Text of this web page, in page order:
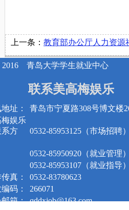
上一条： 教育部办公厅人力资源社会保障部办公厅国家邮政局办公厅关于高校毕业生档
2016 青岛大学学生就业中心
联系美高梅娱乐
址：
青岛市宁夏路308号博文楼
梅娱乐
系方
0532-85953125（市场招聘
0532-85950920（就业管理
0532-85953107（就业指导
真：
0532-83780623
码：
266071
箱： qddxjob@163.com